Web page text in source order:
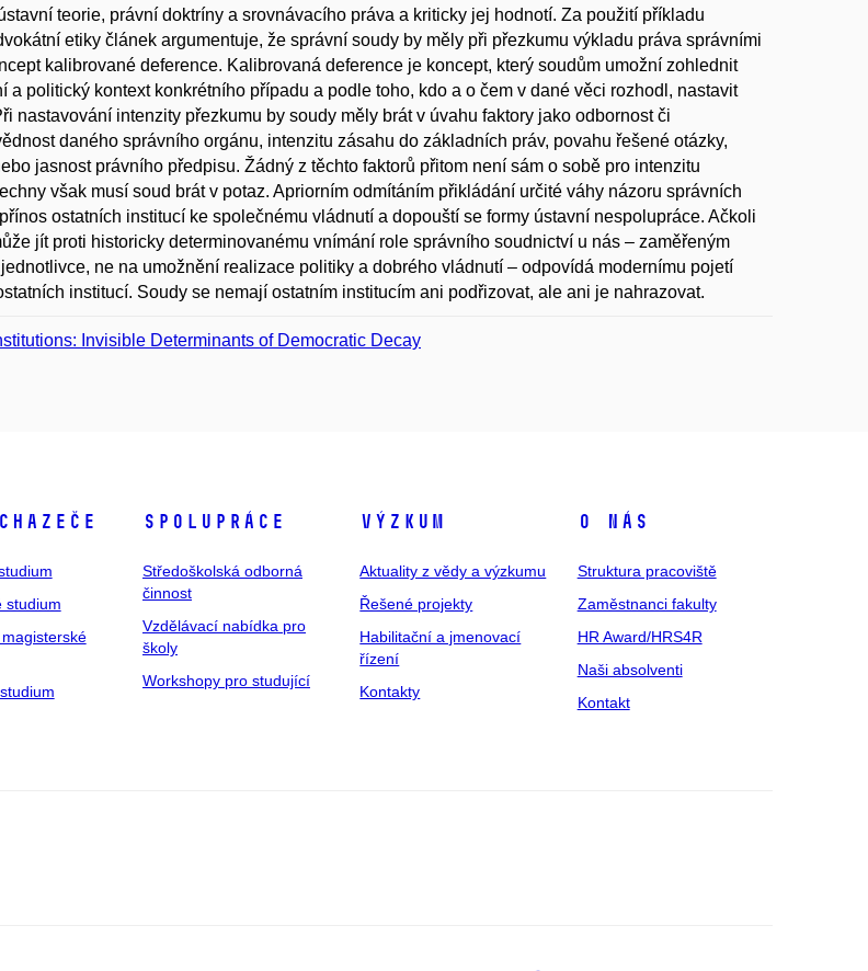
teorie, právní doktríny a srovnávacího práva a kriticky jej hodnotí. Za použití příkladu
etiky článek argumentuje, že správní soudy by měly při přezkumu výkladu práva správními
kalibrované deference. Kalibrovaná deference je koncept, který soudům umožní zohlednit
a politický kontext konkrétního případu a podle toho, kdo a o čem v dané věci rozhodl, nastavit
nastavování intenzity přezkumu by soudy měly brát v úvahu faktory jako odbornost či
daného správního orgánu, intenzitu zásahu do základních práv, povahu řešené otázky,
jasnost právního předpisu. Žádný z těchto faktorů přitom není sám o sobě pro intenzitu
však musí soud brát v potaz. Apriorním odmítáním přikládání určité váhy názoru správních
ostatních institucí ke společnému vládnutí a dopouští se formy ústavní nespolupráce. Ačkoli
jít proti historicky determinovanému vnímání role správního soudnictví u nás – zaměřeným
ne na umožnění realizace politiky a dobrého vládnutí – odpovídá modernímu pojetí
institucí. Soudy se nemají ostatním institucím ani podřizovat, ale ani je nahrazovat.
Invisible Determinants of Democratic Decay
studium
Spolupráce
Středoškolská odborná
činnost
Vzdělávací nabídka pro
školy
Workshopy pro studující
Výzkum
Aktuality z vědy a výzkumu
Řešené projekty
Habilitační a jmenovací
řízení
Kontakty
O nás
Struktura pracoviště
Zaměstnanci fakulty
HR Award/HRS4R
Naši absolventi
Kontakt